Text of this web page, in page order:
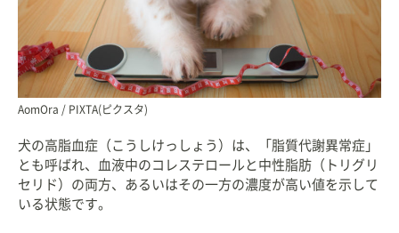
AomOra / PIXTA(ピクスタ)
犬の高脂血症（こうしけっしょう）は、「脂質代謝異常症」
とも呼ばれ、血液中のコレステロールと中性脂肪（トリグリ
セリド）の両方、あるいはその一方の濃度が高い値を示して
いる状態です。